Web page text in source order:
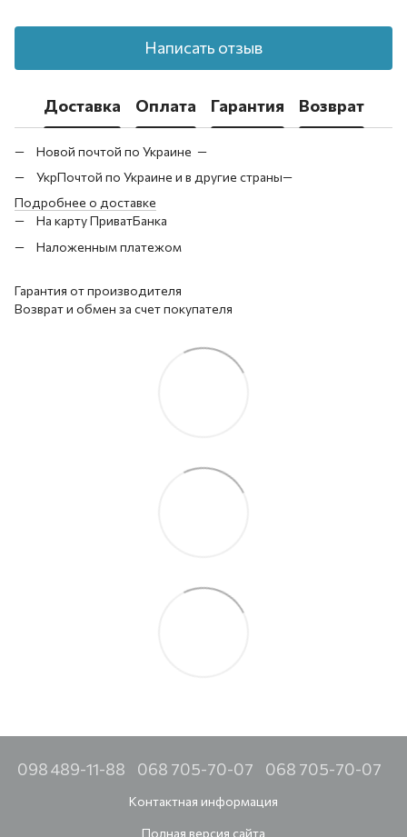
Написать отзыв
Доставка Оплата Гарантия Возврат
Новой почтой по Украине —
УкрПочтой по Украине и в другие страны—
Подробнее о доставке
На карту ПриватБанка
Наложенным платежом
Гарантия от производителя
Возврат и обмен за счет покупателя
098 489-11-88 068 705-70-07 068 705-70-07
Контактная информация
Полная версия сайта